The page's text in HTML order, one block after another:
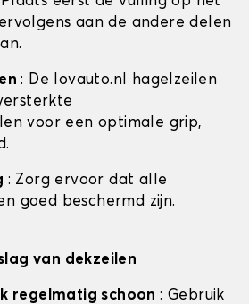
aan de andere delen
: De lovauto.nl hagelzeilen
voor een optimale grip,
: Zorg ervoor dat alle
goed beschermd zijn.
van dekzeilen
regelmatig schoon: Gebruik